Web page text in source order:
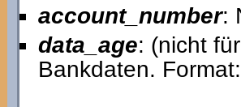
account_number:
data_age: (nicht
Bankdaten.